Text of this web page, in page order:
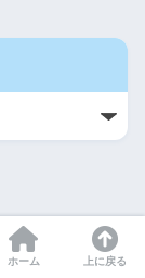
ホーム 上に戻る